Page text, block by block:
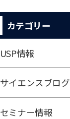
カテゴリー
USP情報
サイエンスブログ
セミナー情報